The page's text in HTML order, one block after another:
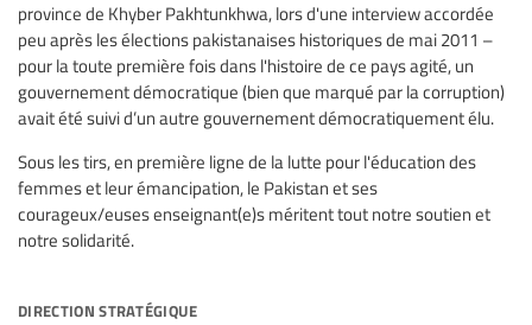
province de Khyber Pakhtunkhwa, lors d'une interview accordée
peu après les élections pakistanaises historiques de mai 2011 –
pour la toute première fois dans l'histoire de ce pays agité, un
gouvernement démocratique (bien que marqué par la corruption)
avait été suivi d’un autre gouvernement démocratiquement élu.
Sous les tirs, en première ligne de la lutte pour l'éducation des
femmes et leur émancipation, le Pakistan et ses
courageux/euses enseignant(e)s méritent tout notre soutien et
notre solidarité.
direction stratégique